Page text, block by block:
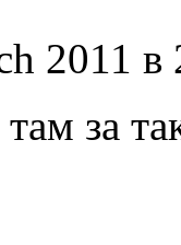
2011 в
за